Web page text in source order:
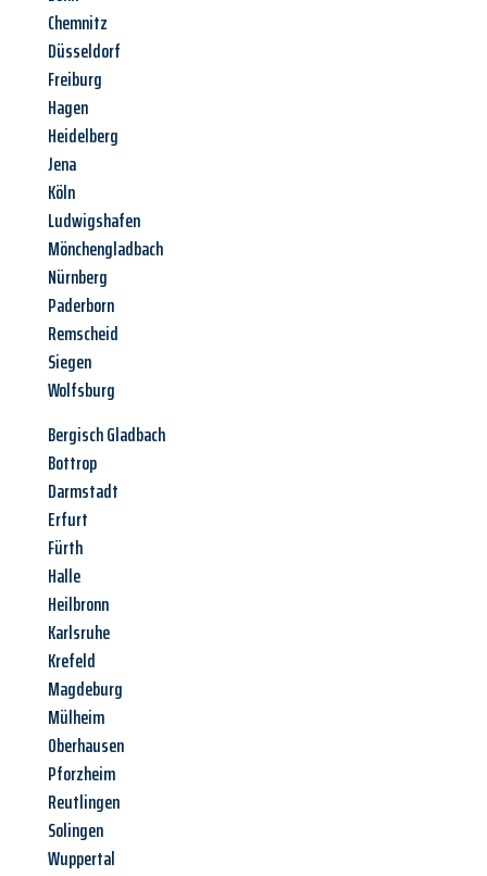
Chemnitz
Düsseldorf
Freiburg
Hagen
Heidelberg
Jena
Köln
Ludwigshafen
Mönchengladbach
Nürnberg
Paderborn
Remscheid
Siegen
Wolfsburg
Bergisch Gladbach
Bottrop
Darmstadt
Erfurt
Fürth
Halle
Heilbronn
Karlsruhe
Krefeld
Magdeburg
Mülheim
Oberhausen
Pforzheim
Reutlingen
Solingen
Wuppertal